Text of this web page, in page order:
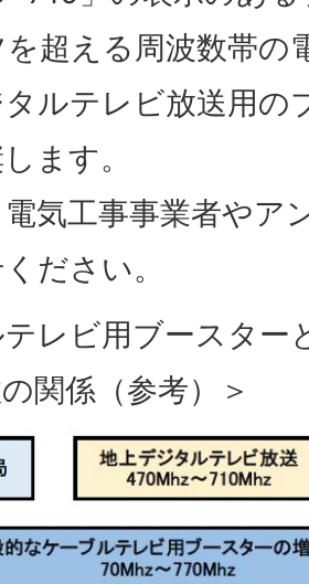
超える周波数帯の
ルテレビ放送用の
ます。
気工事事業者やア
ださい。
テレビ用ブースター
関係（参考）＞